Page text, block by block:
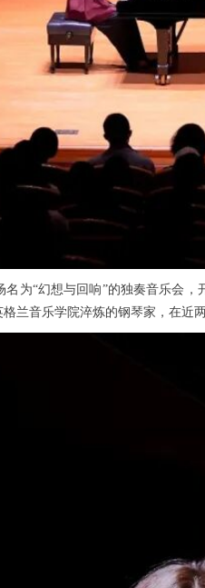
为“幻想与回响”的独奏音乐会
兰音乐学院淬炼的钢琴家，在近